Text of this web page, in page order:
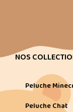
NOS
Peluche
Peluche Chat